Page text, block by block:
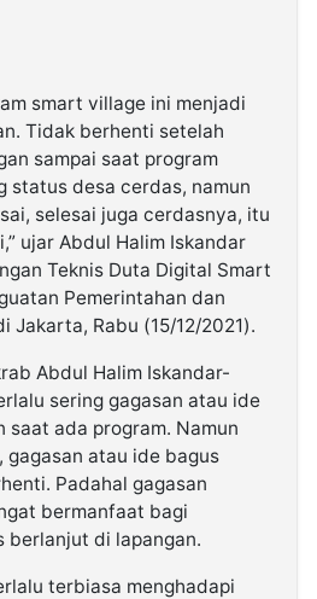
smart village ini menjadi
Tidak berhenti setelah
sampai saat program
status desa cerdas, namun
selesai juga cerdasnya, itu
ujar Abdul Halim Iskandar
Teknis Duta Digital Smart
Pemerintahan dan
Jakarta, Rabu (15/12/2021).
Abdul Halim Iskandar-
sering gagasan atau ide
saat ada program. Namun
gagasan atau ide bagus
Padahal gagasan
bermanfaat bagi
berlanjut di lapangan.
terbiasa menghadapi